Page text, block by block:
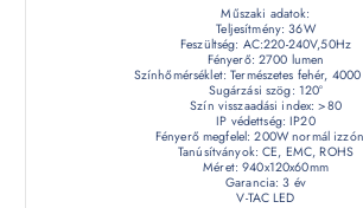
Műszaki adatok:
Teljesítmény: 36W
Feszültség: AC:220-240V,50Hz
Fényerő: 2700 lumen
Színhőmérséklet: Természetes fehér,
Sugárzási szög: 120°
Szín visszaadási index: >80
IP védettség: IP20
Fényerő megfelel: 200W normál
Tanúsítványok: CE, EMC, ROHS
Méret: 940x120x60mm
Garancia: 3 év
V-TAC LED